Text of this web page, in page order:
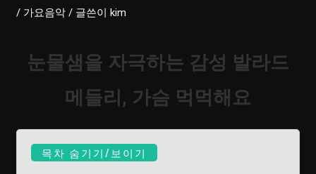
/ 가요음악 / 글쓴이kim
눈물샘을 자극하는 감성 발라드
메들리, 가슴 먹먹해요
목차 숨기기/보이기